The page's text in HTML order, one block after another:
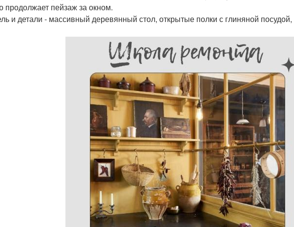
продолжает пейзаж за окном.
и детали - массивный деревянный стол, открытые полки с глиняной посудой,